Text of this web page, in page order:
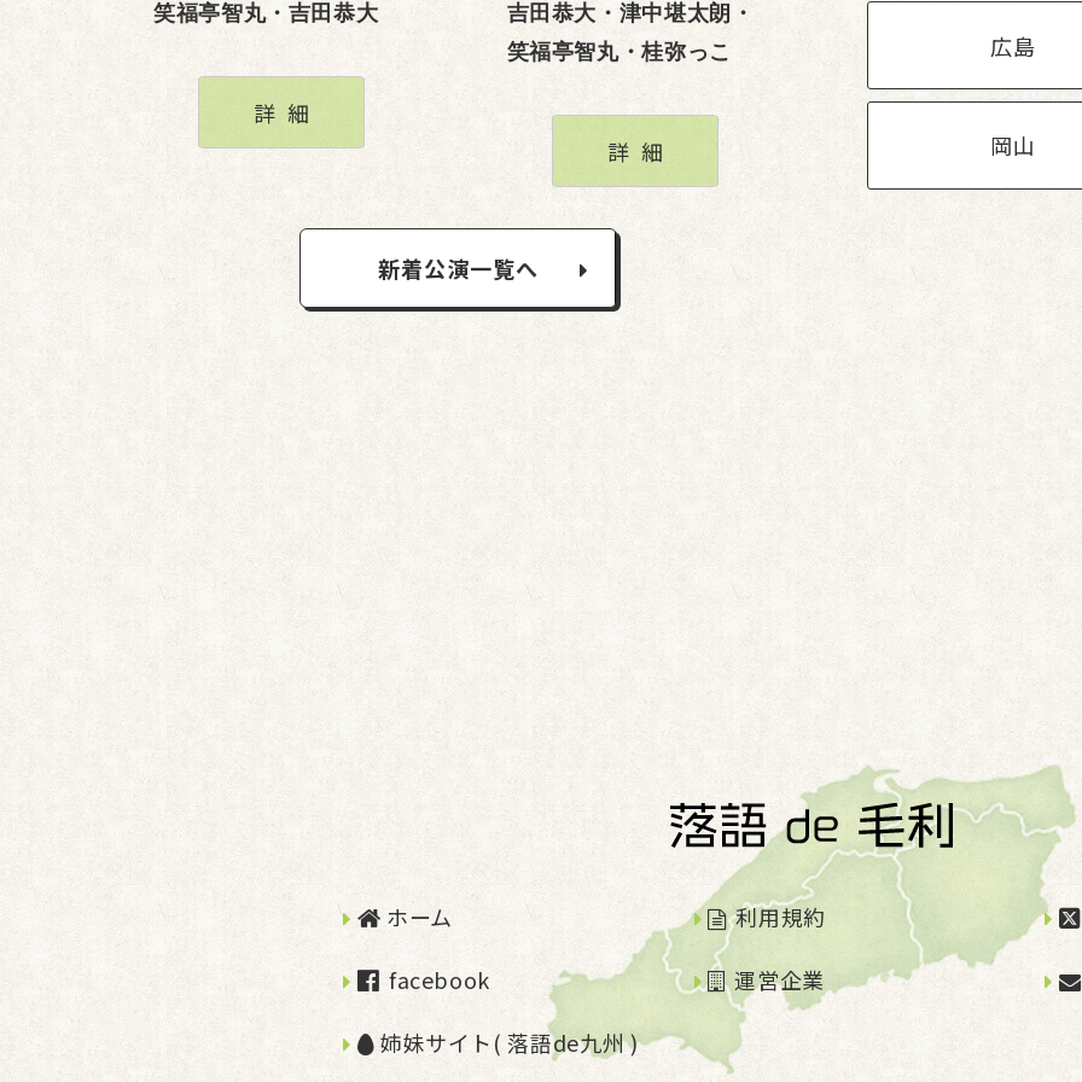
笑福亭智丸・吉田恭大
詳細
吉田恭大・津中堪太朗・
笑福亭智丸・桂弥っこ
詳細
新着公演一覧へ
広島
岡山
ホーム 利用規約
facebook
運営企業
姉妹サイト( 落語de九州 )